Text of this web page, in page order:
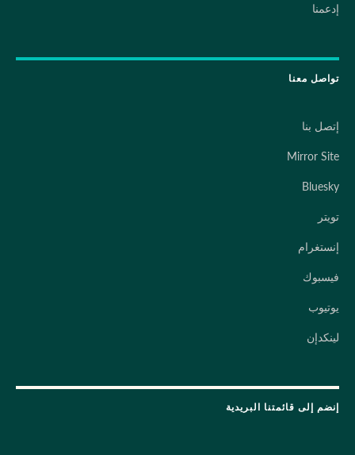
إدعمنا
تواصل معنا
إتصل بنا
Mirror Site
Bluesky
تويتر
إنستغرام
فيسبوك
يوتيوب
لينكدإن
إنضم إلى قائمتنا البريدية